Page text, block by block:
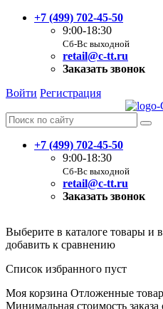
+7 (499) 702-45-50
9:00-18:30
Сб-Вс выходной
retail@c-tt.ru
Заказать звонок
Войти Регистрация
+7 (499) 702-45-50
9:00-18:30
Сб-Вс выходной
retail@c-tt.ru
Заказать звонок
Выберите в каталоге товары и
добавить к сравнению
Список избранного пуст
Моя корзина Отложенные
Минимальная стоимость